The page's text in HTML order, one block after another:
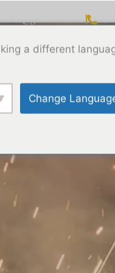
sales@geerwork.com
Politique en
a different
Change